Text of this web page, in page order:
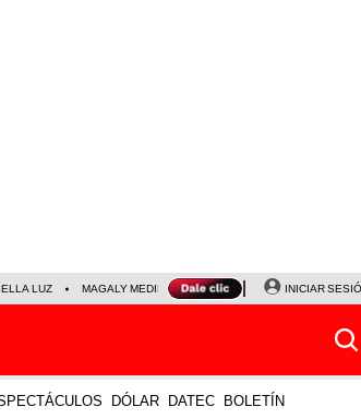
LUZ MAGALY MEDINA PRECIO DEL DÓLAR
INICIAR
DÓLAR DATEC BOLETÍN